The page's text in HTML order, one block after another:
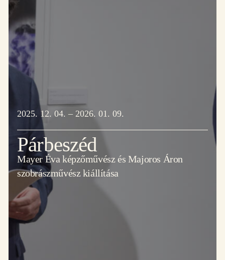
2025. 12. 04. – 2026. 01. 09.
Párbeszéd
Mayer Éva képzőművész és Majoros Áron
szobrászművész kiállítása